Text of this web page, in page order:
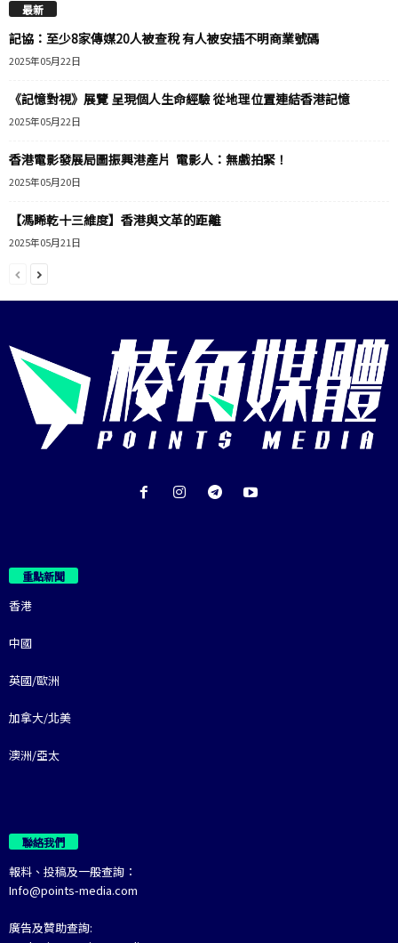
最新
記協：至少8家傳媒20人被查稅 有人被安插不明商業號碼
2025年05月22日
《記憶對視》展覽 呈現個人生命經驗 從地理位置連結香港記憶
2025年05月22日
香港電影發展局圖振興港產片 電影人：無戲拍緊！
2025年05月20日
【馮睎乾十三維度】香港與文革的距離
2025年05月21日
重點新聞
香港
中國
英國/歐洲
加拿大/北美
澳洲/亞太
聯絡我們
報料、投稿及一般查詢：
Info@points-media.com
廣告及贊助查詢: